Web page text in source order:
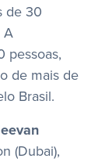
de 30
A
pessoas,
de mais de
Brasil.
(Dubai),